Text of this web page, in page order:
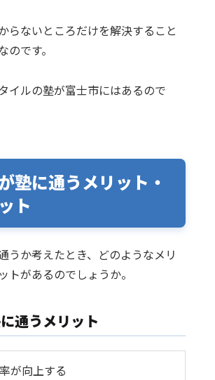
らないところだけを解決すること
のです。
イルの塾が富士市にはあるので
塾に通うメリット・
ト
うか考えたとき、どのようなメリ
トがあるのでしょうか。
通うメリット
が向上する